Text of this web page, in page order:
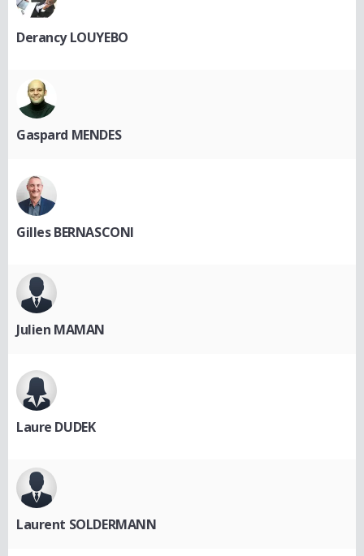
Derancy LOUYEBO
Gaspard MENDES
Gilles BERNASCONI
Julien MAMAN
Laure DUDEK
Laurent SOLDERMANN